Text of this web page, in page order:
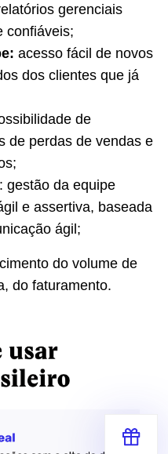
gerenciais
confiáveis;
acesso fácil de novos
dos clientes que já
de
de perdas de vendas e
: gestão da equipe
e assertiva, baseada
ágil;
do volume de
do faturamento.